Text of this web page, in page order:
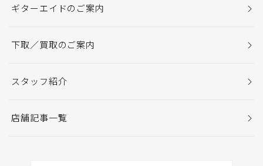
ギターエイドのご案内
下取／買取のご案内
スタッフ紹介
店舗記事一覧